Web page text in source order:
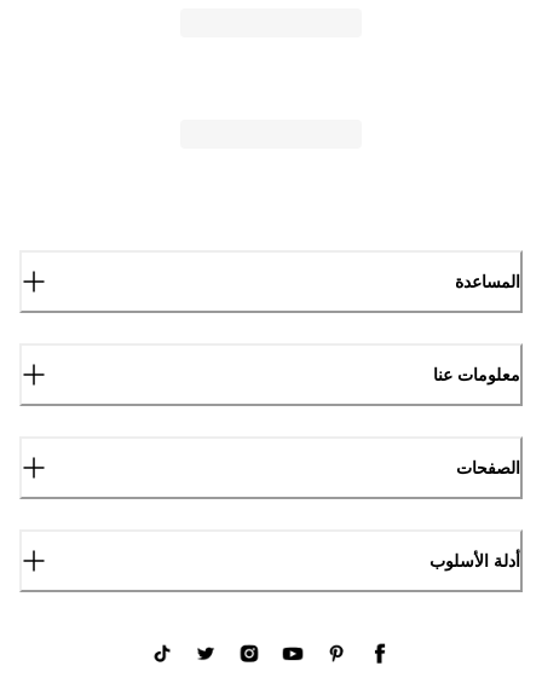
المساعدة
معلومات عنا
الصفحات
أدلة الأسلوب